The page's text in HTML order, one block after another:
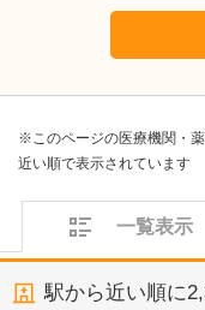
※このページの医療機関・
近い順で表示されています
一覧表示
駅から近い順に